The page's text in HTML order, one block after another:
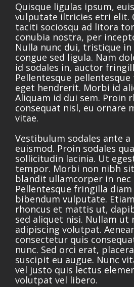
Quisque ligulas ipsum,
vulputate iltricies etri elit.
taciti sociosqu ad litora
conubia nostra, per
Nulla nunc dui, tristique in
congue sed ligula. Nam
id sodales in, auctor
Pellentesque
eget hendrerit. Morbi id
Aliquam id dui sem. Proin
consequat nisl, eu ornare
vitae.
Vestibulum sodales ante
euismod. Proin sodales
sollicitudin lacinia. Ut
tempor. Morbi non nibh
blandit ullamcorper in nec
Pellentesque fringilla
bibendum vulputate.
rhoncus et mattis ut,
sed aliquet nisi. Nullam ut
adipiscing volutpat.
consectetur quis
nunc. Sed orci erat,
suscipit eu augue. Nunc
vel justo quis lectus
volutpat vel libero.